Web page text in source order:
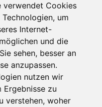
verwendet Cookies
um
Internet-
und die
sehen, besser an
anzupassen.
nutzen wir
Ergebnisse zu
verstehen, woher